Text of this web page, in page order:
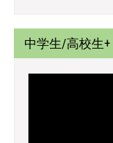
中学生/高校生+